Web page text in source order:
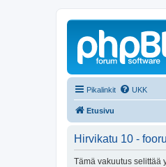
Pikalinkit UKK
Etusivu
Hirvikatu 10 -
Tämä vakuutus selittää